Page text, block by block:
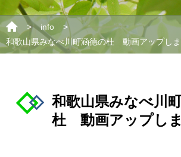
> info
>
和歌山県みなべ川町涵德の杜 動画アップし
和歌山県みなべ川
杜 動画アップし